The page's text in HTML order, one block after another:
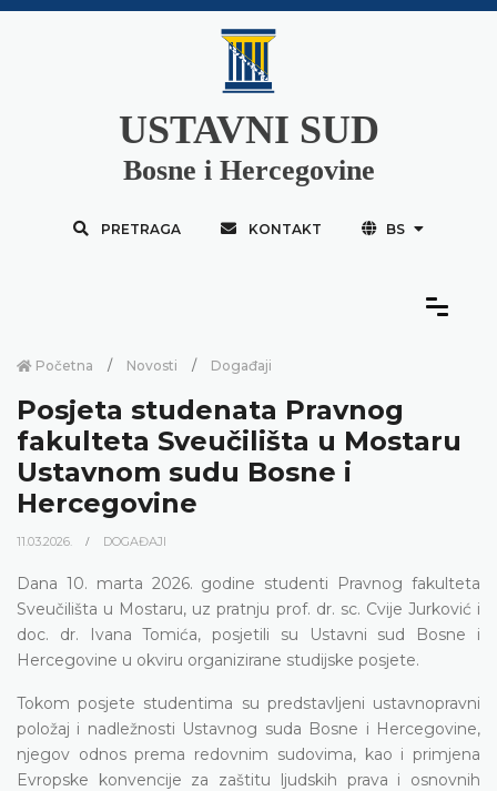
USTAVNI SUD
Bosne i Hercegovine
PRETRAGA KONTAKT BS
Početna Novosti Događaji
Posjeta studenata Pravnog
fakulteta Sveučilišta u Mostaru
Ustavnom sudu Bosne i
Hercegovine
11.03.2026. DOGAĐAJI
Dana 10. marta 2026. godine studenti Pravnog fakulteta
Sveučilišta u Mostaru, uz pratnju prof. dr. sc. Cvije Jurković i
doc. dr. Ivana Tomića, posjetili su Ustavni sud Bosne i
Hercegovine u okviru organizirane studijske posjete.
Tokom posjete studentima su predstavljeni ustavnopravni
položaj i nadležnosti Ustavnog suda Bosne i Hercegovine,
njegov odnos prema redovnim sudovima, kao i primjena
Evropske konvencije za zaštitu ljudskih prava i osnovnih